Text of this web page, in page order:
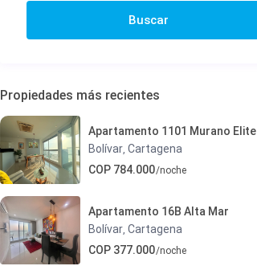
Propiedades más recientes
Apartamento 1101 Murano Elite
Bolívar Cartagena
COP 784.000/noche
Apartamento 16B Alta Mar
Bolívar Cartagena
COP 377.000/noche